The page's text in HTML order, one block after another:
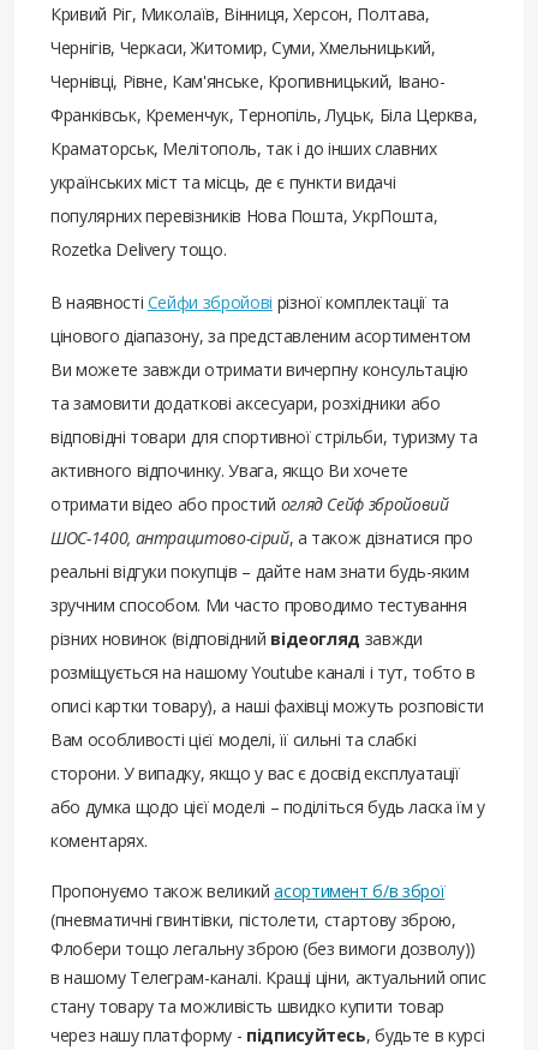
Кривий Ріг, Миколаїв, Вінниця, Херсон, Полтава,
Чернігів, Черкаси, Житомир, Суми, Хмельницький,
Чернівці, Рівне, Кам'янське, Кропивницький, Івано-
Франківськ, Кременчук, Тернопіль, Луцьк, Біла Церква,
Краматорськ, Мелітополь, так і до інших славних
українських міст та місць, де є пункти видачі
популярних перевізників Нова Пошта, УкрПошта,
Rozetka Delivery тощо.
В наявності Сейфи збройові різної комплектації та
цінового діапазону, за представленим асортиментом
Ви можете завжди отримати вичерпну консультацію
та замовити додаткові аксесуари, розхідники або
відповідні товари для спортивної стрільби, туризму та
активного відпочинку. Увага, якщо Ви хочете
отримати відео або простий огляд Сейф збройовий
ШОС-1400, антрацитово-сірий, а також дізнатися про
реальні відгуки покупців – дайте нам знати будь-яким
зручним способом. Ми часто проводимо тестування
різних новинок (відповідний відеогляд завжди
розміщується на нашому Youtube каналі і тут, тобто в
описі картки товару), а наші фахівці можуть розповісти
Вам особливості цієї моделі, її сильні та слабкі
сторони. У випадку, якщо у вас є досвід експлуатації
або думка щодо цієї моделі – поділіться будь ласка їм у
коментарях.
Пропонуємо також великийасортимент б/в зброї
(пневматичні гвинтівки, пістолети, стартову зброю,
Флобери тощо легальну зброю (без вимоги дозволу))
в нашому Телеграм-каналі. Кращі ціни, актуальний опис
стану товару та можливість швидко купити товар
через нашу платформу - підписуйтесь, будьте в курсі